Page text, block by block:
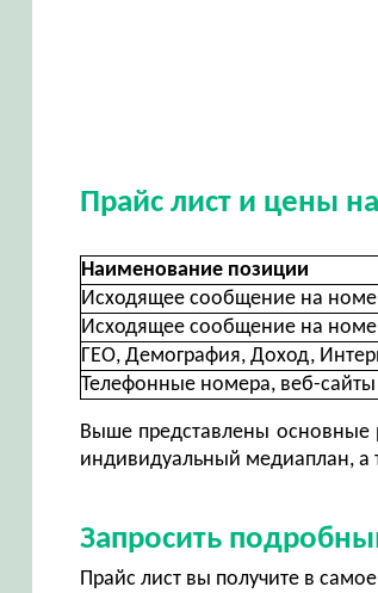
Прайс лист и цены
Наименование позиции
Исходящее сообщение на
Исходящее сообщение на
ГЕО, Демография, Доход,
Телефонные номера, веб-сайты
Выше представлены основные
индивидуальный медиаплан,
Запросить
Прайс лист вы получите в